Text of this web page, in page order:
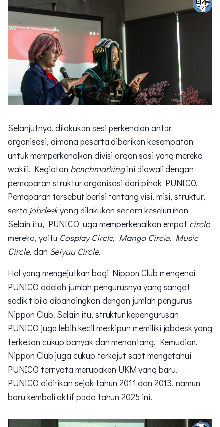
Selanjutnya, dilakukan sesi perkenalan antar
organisasi, dimana peserta diberikan kesempatan
untuk memperkenalkan divisi organisasi yang mereka
wakili. Kegiatan benchmarkingini diawali dengan
pemaparan struktur organisasi dari pihak PUNICO.
Pemaparan tersebut berisi tentang visi, misi, struktur,
serta jobdeskyang dilakukan secara keseluruhan.
Selain itu, PUNICO juga memperkenalkan empat circle
mereka, yaitu Cosplay Circle, Manga Circle, Music
Circle, dan Seiyuu Circle.
Hal yang mengejutkan bagi Nippon Club mengenai
PUNICO adalah jumlah pengurusnya yang sangat
sedikit bila dibandingkan dengan jumlah pengurus
Nippon Club. Selain itu, struktur kepengurusan
PUNICO juga lebih kecil meskipun memiliki jobdesk yang
terkesan cukup banyak dan menantang. Kemudian,
Nippon Club juga cukup terkejut saat mengetahui
PUNICO ternyata merupakan UKM yang baru.
PUNICO didirikan sejak tahun 2011 dan 2013, namun
baru kembali aktif pada tahun 2025 ini.